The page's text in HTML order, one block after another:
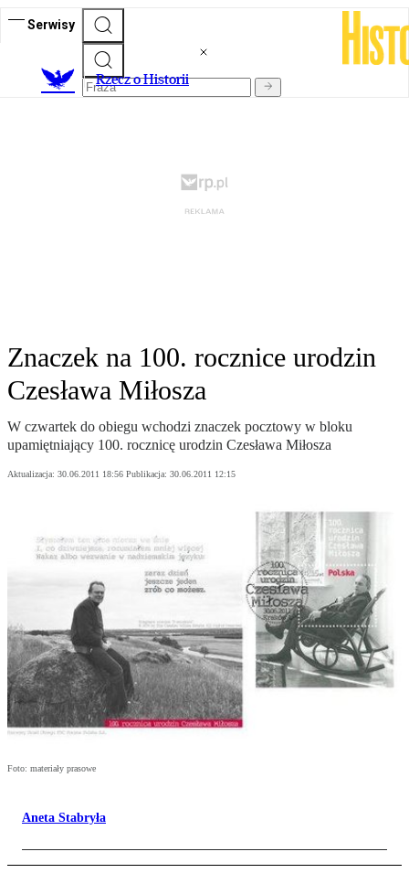
Serwisy
Rzecz o Historii
Znaczek na 100. rocznice urodzin
Czesława Miłosza
W czwartek do obiegu wchodzi znaczek pocztowy w bloku
upamiętniający 100. rocznicę urodzin Czesława Miłosza
Aktualizacja: 30.06.2011 18:56 Publikacja: 30.06.2011 12:15
Foto: materiały prasowe
Aneta Stabryła